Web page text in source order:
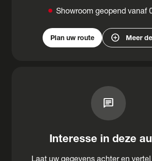
Showroom geopend vanaf
Plan uw route add_circle Meer
chat
Interesse in deze
Laat uw gegevens achter en